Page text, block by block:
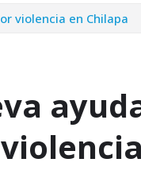
violencia en Chilapa